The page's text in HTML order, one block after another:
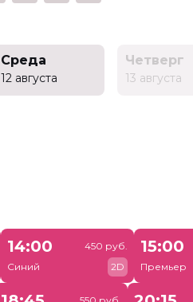
Среда
12 августа
Четверг
13 августа
14:00
Синий
450 руб.
2D
15:00
Премьер